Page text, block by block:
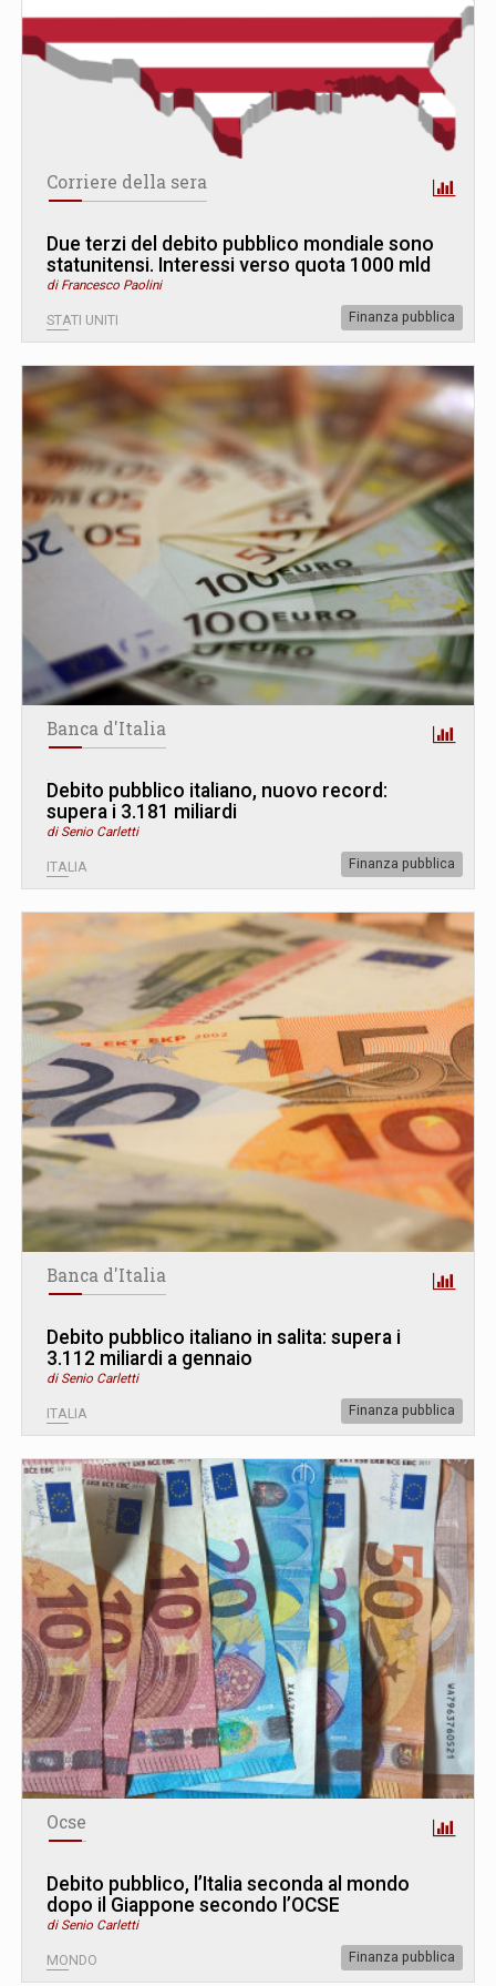
Corriere della sera
Due terzi del debito pubblico mondiale sono
statunitensi. Interessi verso quota 1000 mld
di Francesco Paolini
STATI UNITI Finanza pubblica
Banca d'Italia
Debito pubblico italiano, nuovo record:
supera i 3.181 miliardi
di Senio Carletti
ITALIA Finanza pubblica
Banca d'Italia
Debito pubblico italiano in salita: supera i
3.112 miliardi a gennaio
di Senio Carletti
ITALIA Finanza pubblica
Ocse
Debito pubblico, l’Italia seconda al mondo
dopo il Giappone secondo l’OCSE
di Senio Carletti
MONDO Finanza pubblica